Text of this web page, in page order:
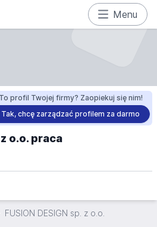
Menu
To profil Twojej firmy? Zaopiekuj się nim!
Tak, chcę zarządzać profilem za darmo
z o.o. praca
FUSION DESIGN sp. z o.o.